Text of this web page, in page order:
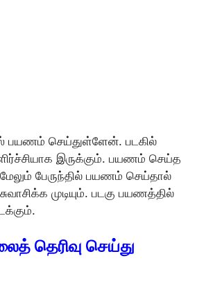
பயணம் செய்துள்ளேன். படகில்
இருக்கும். பயணம் செய்த
மேலும் பேருந்தில் பயணம் செய்தால்
முடியும். படகு பயணத்தில்
தெரிவு செய்து